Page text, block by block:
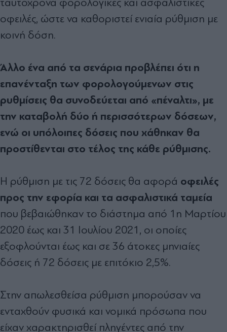
ταυτόχρονα φορολογικές και ασφαλιστικές
οφειλές, ώστε να καθοριστεί ενιαία ρύθμιση με
κοινή δόση.
Άλλο ένα από τα σενάρια προβλέπει ότι η
επανένταξη των φορολογούμενων στις
ρυθμίσεις θα συνοδεύεται από «πέναλτι», με
την καταβολή δύο ή περισσότερων δόσεων,
ενώ οι υπόλοιπες δόσεις που χάθηκαν θα
προστίθενται στο τέλος της κάθε ρύθμισης.
Η ρύθμιση με τις 72 δόσεις θα αφορά οφειλές
προς την εφορία και τα ασφαλιστικά ταμεία
που βεβαιώθηκαν το διάστημα από 1η Μαρτίου
2020 έως και 31 Ιουλίου 2021, οι οποίες
εξοφλούνται έως και σε 36 άτοκες μηνιαίες
δόσεις ή 72 δόσεις με επιτόκιο 2,5%.
Στην απωλεσθείσα ρύθμιση μπορούσαν να
ενταχθούν φυσικά και νομικά πρόσωπα που
είχαν χαρακτηρισθεί πληγέντες από την